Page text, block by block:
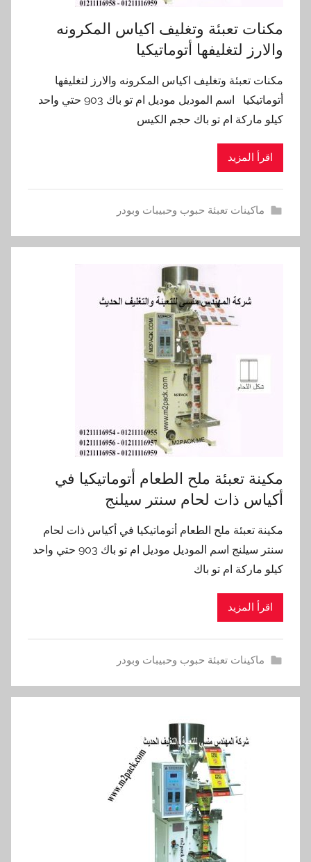
مكنات تعبئة وتغليف اكياس المكرونه
والارز لتغليفها أتوماتيكيا
مكنات تعبئة وتغليف اكياس المكرونه والارز لتغليفها
أتوماتيكيا اسم الموديل موديل ام تو باك 903 حتي واحد
كيلو ماركة ام تو باك حجم الكيس
اقرأ المزيد
ماكينات تعبئة حبوب وحبيبات وبودر
مكينة تعبئة ملح الطعام أتوماتيكيا في
أكياس ذات لحام سنتر سيلنج
مكينة تعبئة ملح الطعام أتوماتيكيا في أكياس ذات لحام
سنتر سيلنج اسم الموديل موديل ام تو باك 903 حتي واحد
كيلو ماركة ام تو باك
اقرأ المزيد
ماكينات تعبئة حبوب وحبيبات وبودر